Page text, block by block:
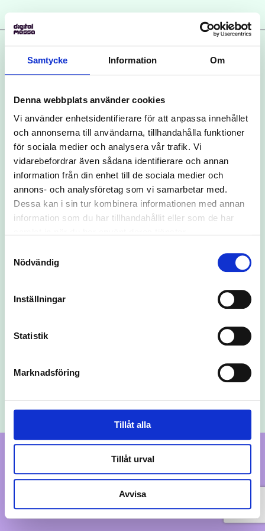
Samtycke Information Om
Denna webbplats använder cookies
Vi använder enhetsidentifierare för att anpassa innehållet
och annonserna till användarna, tillhandahålla funktioner
för sociala medier och analysera vår trafik. Vi
vidarebefordrar även sådana identifierare och annan
information från din enhet till de sociala medier och
annons- och analysföretag som vi samarbetar med.
Dessa kan i sin tur kombinera informationen med annan
information som du har tillhandahållit eller som de har
Nödvändig
Inställningar
Statistik
Marknadsföring
Tillåt alla
Tillåt urval
Avvisa
DigitalMassa AB
Torsgatan 26
Cookies